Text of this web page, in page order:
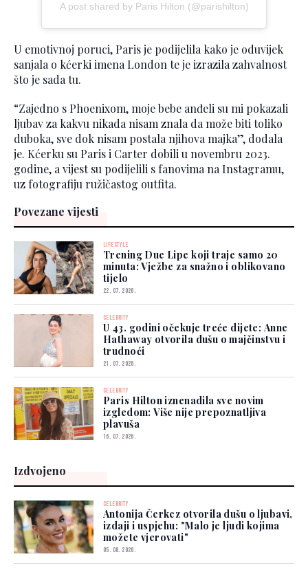
A post shared by Paris Hilton (@parishilton)
U emotivnoj poruci, Paris je podijelila kako je oduvijek
sanjala o kćerki imena London te je izrazila zahvalnost
što je sada tu.
“Zajedno s Phoenixom, moje bebe anđeli su mi pokazali
ljubav za kakvu nikada nisam znala da može biti toliko
duboka, sve dok nisam postala njihova majka”, dodala
je. Kćerku su Paris i Carter dobili u novembru 2023.
godine, a vijest su podijelili s fanovima na Instagramu,
uz fotografiju ružičastog outfita.
Povezane vijesti
LIFESTYLE
Trening Due Lipe koji traje samo 20
minuta: Vježbe za snažno i oblikovano
tijelo
22. 07. 2026.
CELEBRITY
U 43. godini očekuje treće dijete: Anne
Hathaway otvorila dušu o majčinstvu i
trudnoći
21. 07. 2026.
CELEBRITY
Paris Hilton iznenadila sve novim
izgledom: Više nije prepoznatljiva
plavuša
16. 07. 2026.
Izdvojeno
CELEBRITY
Antonija Čerkez otvorila dušu o ljubavi,
izdaji i uspjehu: "Malo je ljudi kojima
možete vjerovati"
05. 08. 2026.